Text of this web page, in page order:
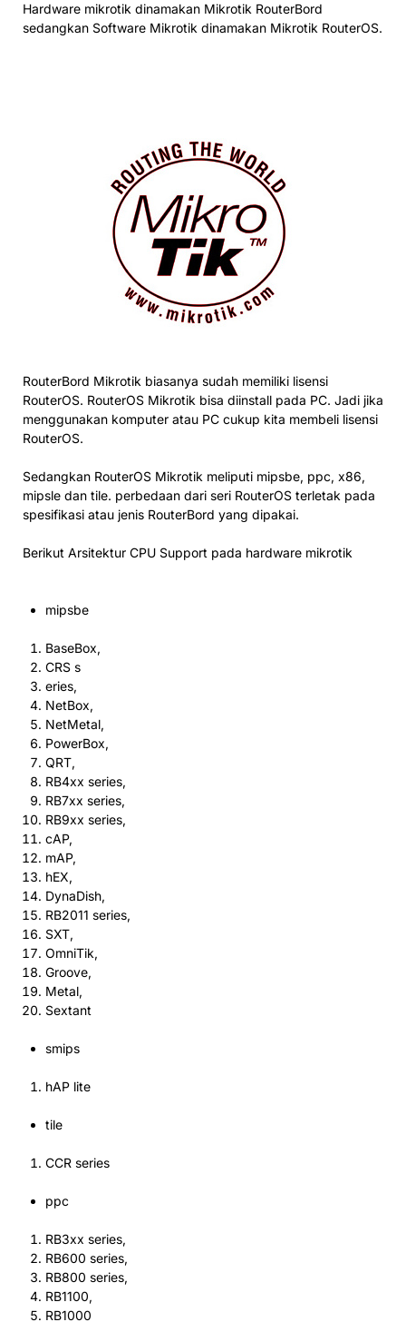
Hardware mikrotik dinamakan Mikrotik RouterBord
sedangkan Software Mikrotik dinamakan Mikrotik RouterOS.
RouterBord Mikrotik biasanya sudah memiliki lisensi
RouterOS. RouterOS Mikrotik bisa diinstall pada PC. Jadi jika
menggunakan komputer atau PC cukup kita membeli lisensi
RouterOS.
Sedangkan RouterOS Mikrotik meliputi mipsbe, ppc, x86,
mipsle dan tile. perbedaan dari seri RouterOS terletak pada
spesifikasi atau jenis RouterBord yang dipakai.
Berikut Arsitektur CPU Support pada hardware mikrotik
mipsbe
BaseBox,
CRS s
eries,
NetBox,
NetMetal,
PowerBox,
QRT,
RB4xx series,
RB7xx series,
RB9xx series,
cAP,
mAP,
hEX,
DynaDish,
RB2011 series,
SXT,
OmniTik,
Groove,
Metal,
Sextant
smips
hAP lite
tile
CCR series
ppc
RB3xx series,
RB600 series,
RB800 series,
RB1100,
RB1000